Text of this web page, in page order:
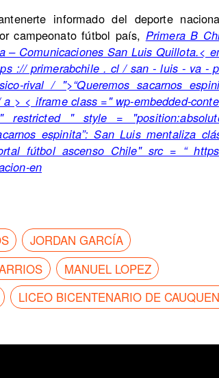
informado del deporte
campeonato fútbol país, Primera B
– Comunicaciones San Luis Quillota.<
:// primerabchile . cl / san - luis - va -
rival / ">“Queremos sacarnos
> < iframe class =" wp-embedded-
restricted " style =
espinita”: San Luis mentaliza
fútbol ascenso Chile" src = “
en
JORDAN GARCÍA
MANUEL LOPEZ
LICEO BICENTENARIO DE